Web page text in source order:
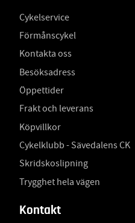
Cykelservice
Förmånscykel
Kontakta oss
Besöksadress
Öppettider
Frakt och leverans
Köpvillkor
Cykelklubb - Sävedalens CK
Skridskoslipning
Trygghet hela vägen
Kontakt